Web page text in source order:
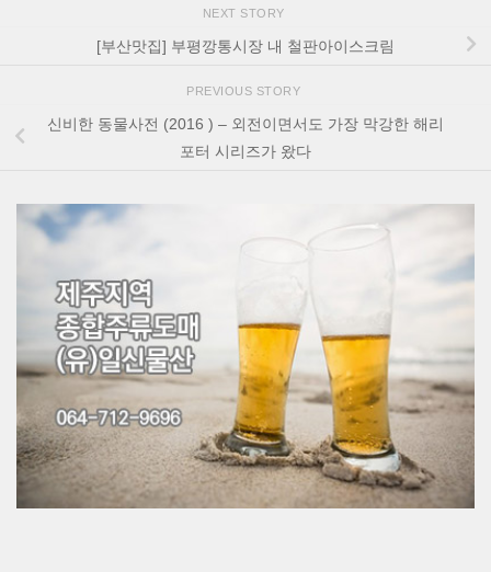
NEXT STORY
[부산맛집] 부평깡통시장 내 철판아이스크림
PREVIOUS STORY
신비한 동물사전 (2016 ) – 외전이면서도 가장 막강한 해리
포터 시리즈가 왔다